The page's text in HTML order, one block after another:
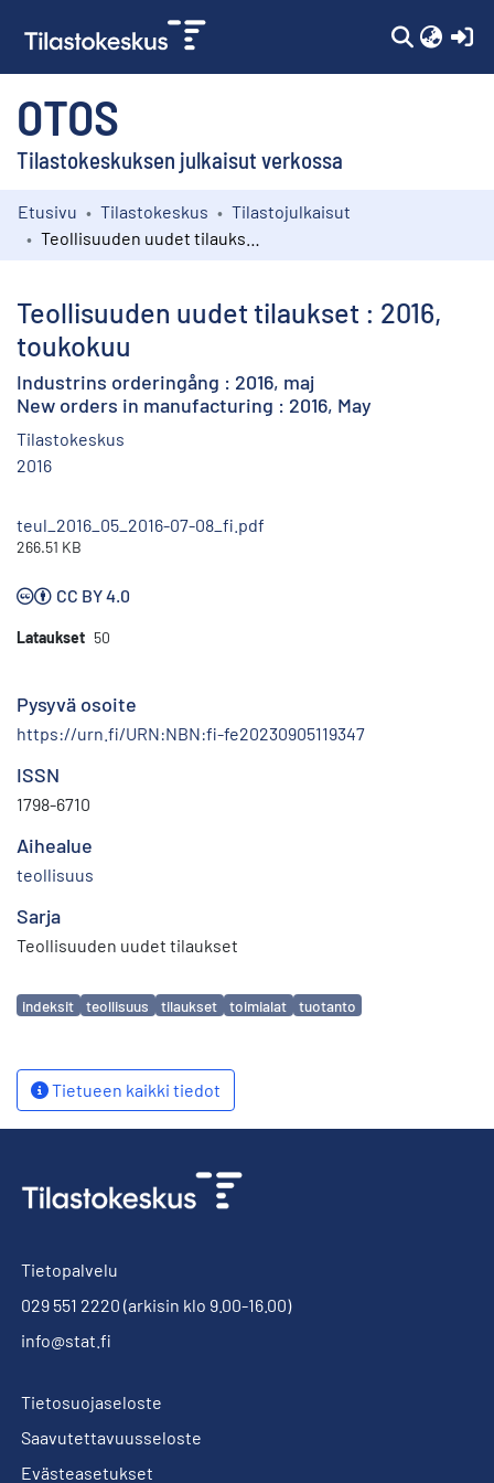
OTOS
Tilastokeskuksen julkaisut verkossa
Kokoelmat
Etusivu Tilastokeskus
Tilastojulkaisut
Teollisuuden uudet tilaukset : 2016,
toukokuu
Industrins orderingång : 2016, maj
New orders in manufacturing : 2016, May
Tilastokeskus
2016
teul_2016_05_2016-07-08_fi.pdf
266.51 KB
CC BY 4.0
Lataukset 50
Pysyvä osoite
https://urn.fi/URN:NBN:fi-fe20230905119347
ISSN
1798-6710
Aihealue
teollisuus
Sarja
Teollisuuden uudet tilaukset
Avainsanat
indeksit teollisuus tilaukset toimialat tuotanto
Tietueen kaikki tiedot
Tietopalvelu
029 551 2220 (arkisin klo 9.00-16.00)
info@stat.fi
Tietosuojaseloste
Saavutettavuusseloste
Evästeasetukset